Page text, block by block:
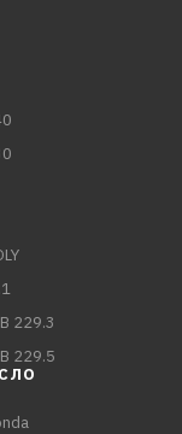
229.3
229.5